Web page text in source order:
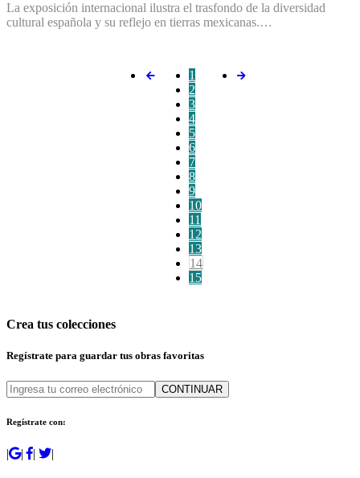
La exposición internacional ilustra el trasfondo de la diversidad
cultural española y su reflejo en tierras mexicanas.…
1
2
3
4
5
6
7
8
9
10
11
12
13
14
15
Crea tus colecciones
Regístrate para guardar tus obras favoritas
CONTINUAR
Regístrate con:
|